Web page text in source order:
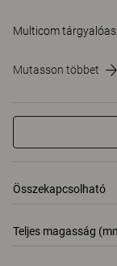
Multicom
Mutasson többet
Összekapcsolható
Teljes magasság